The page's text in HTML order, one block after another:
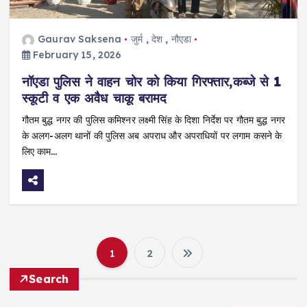
Gaurav Saksena जुर्म,देश , नौएडा
February 15, 2026
नॉएडा पुलिस ने वाहन चोर को किया गिरफ्तार,कब्जे से 1
स्कूटी व एक अवैध चाकू बरामद
गौतम बुद्ध नगर की पुलिस कमिश्नर लक्ष्मी सिंह के दिशा निर्देश पर गौतम बुद्ध नगर
के अलग-अलग थानों की पुलिस अब अपराध और अपराधियों पर लगाम कसने के
लिए काम…
P
1 2
Search